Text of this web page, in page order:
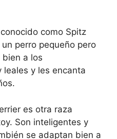
como Spitz
perro pequeño pero
a los
leales y les encanta
es otra raza
Son inteligentes y
se adaptan bien a